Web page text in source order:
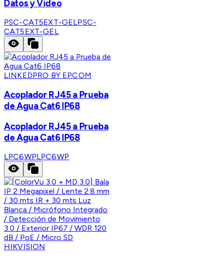
Datos y Video
PSC-CAT5EXT-GELPSC-
CAT5EXT-GEL
LINKEDPRO BY EPCOM
Acoplador RJ45 a Prueba
de Agua Cat6 IP68
Acoplador RJ45 a Prueba
de Agua Cat6 IP68
LPC6WPLPC6WP
HIKVISION